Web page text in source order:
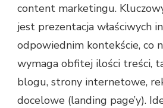
content marketingu.
jest prezentacja właściwych
odpowiednim kontekście, co
wymaga obfitej ilości treści,
blogu, strony internetowe,
docelowe (landing page’y).